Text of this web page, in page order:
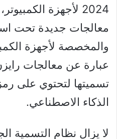
والمخصصة لأجهزة
الذكاء الاصطناعي.
لا يزال نظام التسمية